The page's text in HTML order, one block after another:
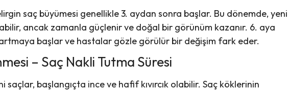
saç büyümesi genellikle 3. aydan sonra başlar. Bu dönemde, yeni
ancak zamanla güçlenir ve doğal bir görünüm kazanır. 6. aya
başlar ve hastalar gözle görülür bir değişim fark eder.
– Saç Nakli Tutma Süresi
saçlar, başlangıçta ince ve hafif kıvırcık olabilir. Saç köklerinin